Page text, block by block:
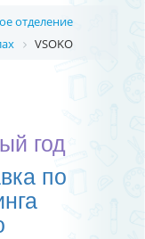
отделение
VSOKO
год
по